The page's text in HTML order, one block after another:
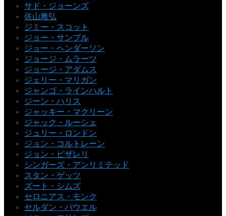
サド・ジョーンズ
佐山雅弘
ジミー・スコット
ジョー・サンプル
ジョー・ヘンダーソン
ジョージ・ムラーツ
ジョージ・アダムス
ジェリー・マリガン
ジャンゴ・ラインハルト
ジーン・ハリス
ジャッキー・マクリーン
ジャック・ルーシェ
ジュリー・ロンドン
ジョン・コルトレーン
ジョン・ピザレリ
シンガーズ・アンリミテッド
スタン・ゲッツ
ズート・シムズ
セロニアス・モンク
セルダン・パウエル